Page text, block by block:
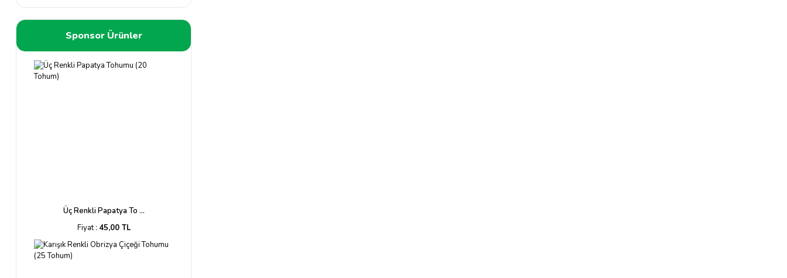
Sponsor Ürünler
Üç Renkli Papatya To ...
Fiyat : 45,00 TL